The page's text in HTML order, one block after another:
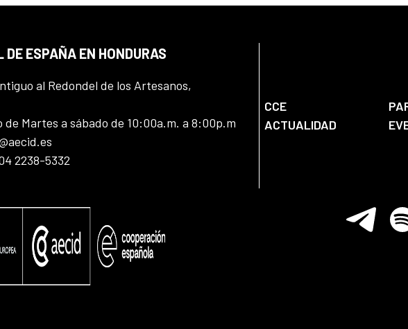
ESPAÑA EN HONDURAS
al Redondel de los Artesanos,
Martes a sábado de 10:00a.m. a 8:00p.m
2238-5332
CCE
ACTUALIDAD
Telegram